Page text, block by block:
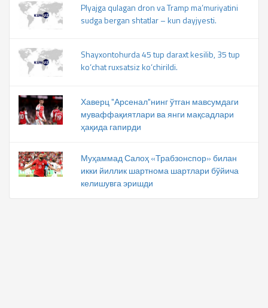
Plyajga qulagan dron va Tramp ma’muriyatini
sudga bergan shtatlar – kun dayjyesti.
Shayxontohurda 45 tup daraxt kesilib, 35 tup
ko‘chat ruxsatsiz ko‘chirildi.
Хаверц "Арсенал"нинг ўтган мавсумдаги
муваффақиятлари ва янги мақсадлари
ҳақида гапирди
Муҳаммад Салоҳ «Трабзонспор» билан
икки йиллик шартнома шартлари бўйича
келишувга эришди